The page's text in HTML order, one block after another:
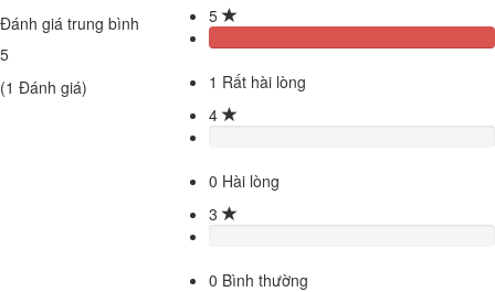
Đánh giá trung bình
5
(1 Đánh giá)
5
1 Rất hài lòng
4
0 Hài lòng
3
0 Bình thường